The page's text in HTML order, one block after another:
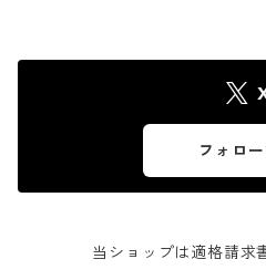
フォロ
当ショップは適格請求